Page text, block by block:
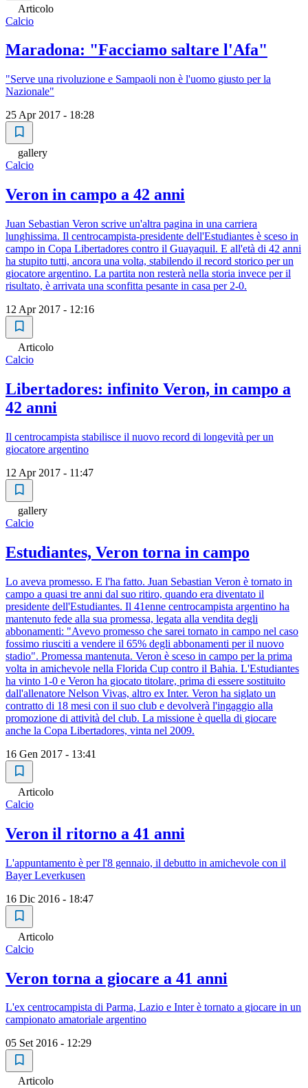
Articolo
Calcio
Maradona: "Facciamo saltare l'Afa"
"Serve una rivoluzione e Sampaoli non è l'uomo giusto per la
Nazionale"
25 Apr 2017 - 18:28
gallery
Calcio
Veron in campo a 42 anni
Juan Sebastian Veron scrive un'altra pagina in una carriera
lunghissima. Il centrocampista-presidente dell'Estudiantes è sceso in
campo in Copa Libertadores contro il Guayaquil. E all'età di 42 anni
ha stupito tutti, ancora una volta, stabilendo il record storico per un
giocatore argentino. La partita non resterà nella storia invece per il
risultato, è arrivata una sconfitta pesante in casa per 2-0.
12 Apr 2017 - 12:16
Articolo
Calcio
Libertadores: infinito Veron, in campo a
42 anni
Il centrocampista stabilisce il nuovo record di longevità per un
giocatore argentino
12 Apr 2017 - 11:47
gallery
Calcio
Estudiantes, Veron torna in campo
Lo aveva promesso. E l'ha fatto. Juan Sebastian Veron è tornato in
campo a quasi tre anni dal suo ritiro, quando era diventato il
presidente dell'Estudiantes. Il 41enne centrocampista argentino ha
mantenuto fede alla sua promessa, legata alla vendita degli
abbonamenti: "Avevo promesso che sarei tornato in campo nel caso
fossimo riusciti a vendere il 65% degli abbonamenti per il nuovo
stadio". Promessa mantenuta. Veron è sceso in campo per la prima
volta in amichevole nella Florida Cup contro il Bahia. L'Estudiantes
ha vinto 1-0 e Veron ha giocato titolare, prima di essere sostituito
dall'allenatore Nelson Vivas, altro ex Inter. Veron ha siglato un
contratto di 18 mesi con il suo club e devolverà l'ingaggio alla
promozione di attività del club. La missione è quella di giocare
anche la Copa Libertadores, vinta nel 2009.
16 Gen 2017 - 13:41
Articolo
Calcio
Veron il ritorno a 41 anni
L'appuntamento è per l'8 gennaio, il debutto in amichevole con il
Bayer Leverkusen
16 Dic 2016 - 18:47
Articolo
Calcio
Veron torna a giocare a 41 anni
L'ex centrocampista di Parma, Lazio e Inter è tornato a giocare in un
campionato amatoriale argentino
05 Set 2016 - 12:29
Articolo